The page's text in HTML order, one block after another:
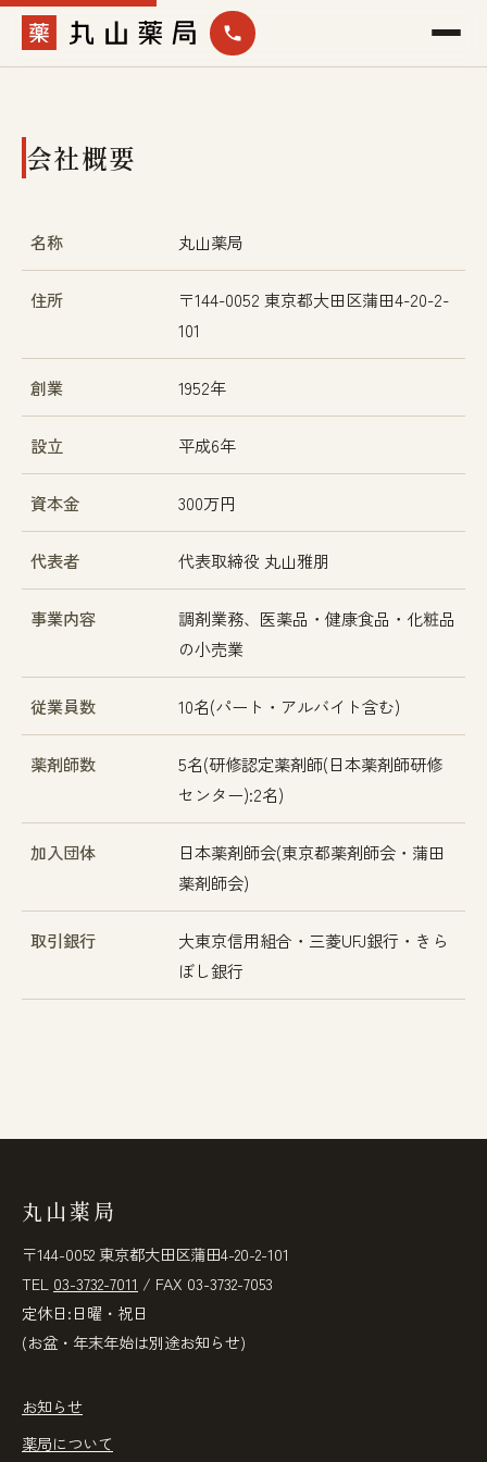
会社概要
名称 丸山薬局
住所
〒144-0052 東京都大田区蒲田4-20-2-
101
創業 1952年
設立 平成6年
資本金 300万円
代表者 代表取締役 丸山雅朋
事業内容
調剤業務、医薬品・健康食品・化粧品
の小売業
従業員数 10名(パート・アルバイト含む)
薬剤師数
5名(研修認定薬剤師(日本薬剤師研修
センター):2名)
加入団体
日本薬剤師会(東京都薬剤師会・蒲田
薬剤師会)
取引銀行
大東京信用組合・三菱UFJ銀行・きら
ぼし銀行
丸山薬局
〒144-0052 東京都大田区蒲田4-20-2-101
TEL 03-3732-7011 / FAX 03-3732-7053
定休日:日曜・祝日
(お盆・年末年始は別途お知らせ)
お知らせ
薬局について